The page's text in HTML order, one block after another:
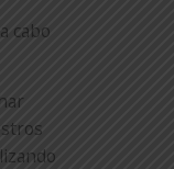
cabo